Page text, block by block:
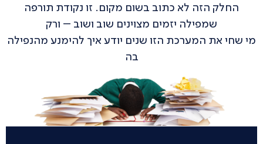
החלק הזה לא כתוב בשום מקום. זו נקודת תורפה
שמפילה יזמים מצוינים שוב ושוב – ורק
מי שחי את המערכת הזו שנים יודע איך להימנע מהנפילה
בה